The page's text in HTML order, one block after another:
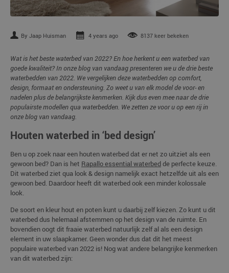
By Jaap Huisman 4 years ago 8137 keer bekeken
Wat is het beste waterbed van 2022? En hoe herkent u een waterbed van
goede kwaliteit? In onze blog van vandaag presenteren we u de drie beste
waterbedden van 2022. We vergelijken deze waterbedden op comfort,
design, formaat en ondersteuning. Zo weet u van elk model de voor- en
nadelen plus de belangrijkste kenmerken. Kijk dus even mee naar de drie
populairste modellen qua waterbedden. We zetten ze voor u op een rij in
onze blog van vandaag.
Houten waterbed in ‘bed design’
Ben u op zoek naar een houten waterbed dat er net zo uitziet als een
gewoon bed? Dan is het Rapallo essential waterbedde perfecte keuze.
Dit waterbed ziet qua look & design namelijk exact hetzelfde uit als een
gewoon bed. Daardoor heeft dit waterbed ook een minder kolossale
look.
De soort en kleur hout en poten kunt u daarbij zelf kiezen. Zo kunt u dit
waterbed dus helemaal afstemmen op het design van de ruimte. En
bovendien oogt dit fraaie waterbed natuurlijk zelf al als een design
element in uw slaapkamer. Geen wonder dus dat dit het meest
populaire waterbed van 2022 is! Nog wat andere belangrijke kenmerken
van dit waterbed zijn: